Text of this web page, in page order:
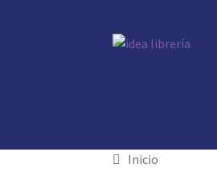
Ir
Ir
Inicio